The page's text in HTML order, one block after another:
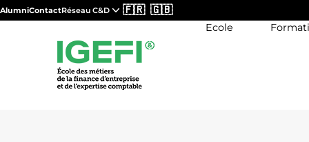
AlumniContactRéseau C&D 🇫🇷 🇬🇧
Ecole